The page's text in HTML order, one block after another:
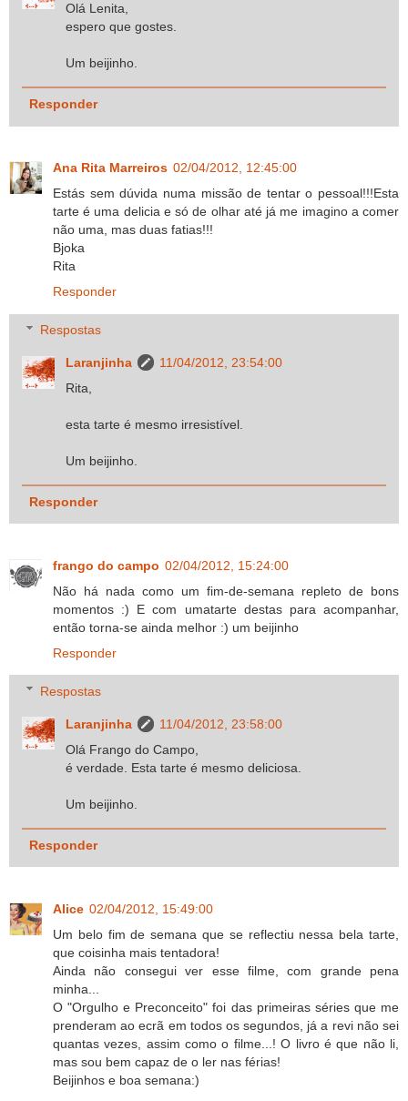
Olá Lenita,
espero que gostes.
Um beijinho.
Responder
Ana Rita Marreiros 02/04/2012, 12:45:00
Estás sem dúvida numa missão de tentar o pessoal!!!Esta
tarte é uma delicia e só de olhar até já me imagino a comer
não uma, mas duas fatias!!!
Bjoka
Rita
Responder
Respostas
Laranjinha
11/04/2012, 23:54:00
Rita,
esta tarte é mesmo irresistível.
Um beijinho.
Responder
frango do campo 02/04/2012, 15:24:00
Não há nada como um fim-de-semana repleto de bons
momentos :) E com umatarte destas para acompanhar,
então torna-se ainda melhor :) um beijinho
Responder
Respostas
Laranjinha
11/04/2012, 23:58:00
Olá Frango do Campo,
é verdade. Esta tarte é mesmo deliciosa.
Um beijinho.
Responder
Alice 02/04/2012, 15:49:00
Um belo fim de semana que se reflectiu nessa bela tarte,
que coisinha mais tentadora!
Ainda não consegui ver esse filme, com grande pena
minha...
O "Orgulho e Preconceito" foi das primeiras séries que me
prenderam ao ecrã em todos os segundos, já a revi não sei
quantas vezes, assim como o filme...! O livro é que não li,
mas sou bem capaz de o ler nas férias!
Beijinhos e boa semana:)